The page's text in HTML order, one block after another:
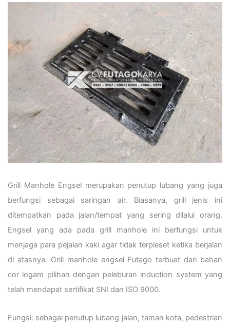
Grill Manhole Engsel merupakan penutup lubang yang juga
berfungsi sebagai saringan air. Biasanya, grill jenis ini
ditempatkan pada jalan/tempat yang sering dilalui orang.
Engsel yang ada pada grill manhole ini berfungsi untuk
menjaga para pejalan kaki agar tidak terpleset ketika berjalan
di atasnya. Grill manhole engsel Futago terbuat dari bahan
cor logam pilihan dengan peleburan induction system yang
telah mendapat sertifikat SNI dan ISO 9000.
Fungsi: sebagai penutup lubang jalan, taman kota, pedestrian